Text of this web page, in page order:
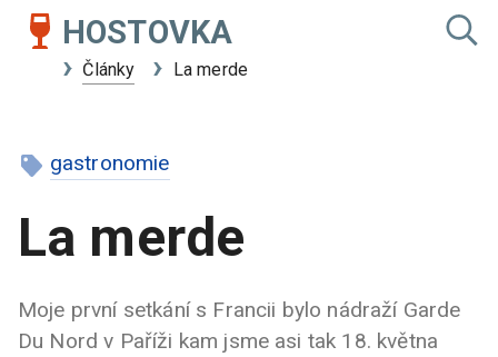
HOSTOVKA
Články La merde
gastronomie
La merde
Moje první setkání s Francii bylo nádraží Garde
Du Nord v Paříži kam jsme asi tak 18. května